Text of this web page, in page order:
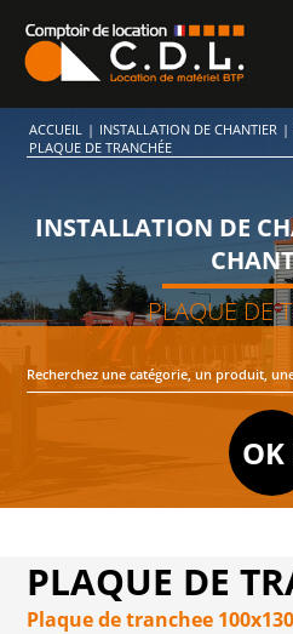
ACCUEIL | INSTALLATION DE CHANTIER |
PLAQUE DE TRANCHÉE
INSTALLATION DE
PLAQUE DE
PLAQUE DE
Plaque de tranchee